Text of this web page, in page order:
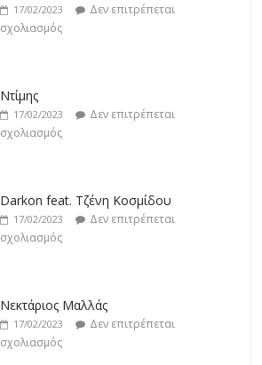
17/02/2023
Δεν επιτρέπεται
σχολιασμός
Darkon feat. Τζένη Κοσμίδου
17/02/2023
Δεν επιτρέπεται
σχολιασμός
Νεκτάριος Μαλλάς
17/02/2023
Δεν επιτρέπεται
σχολιασμός
George P. Lemos feat. Ασπασία Λαιμού
17/02/2023
Δεν επιτρέπεται
σχολιασμός